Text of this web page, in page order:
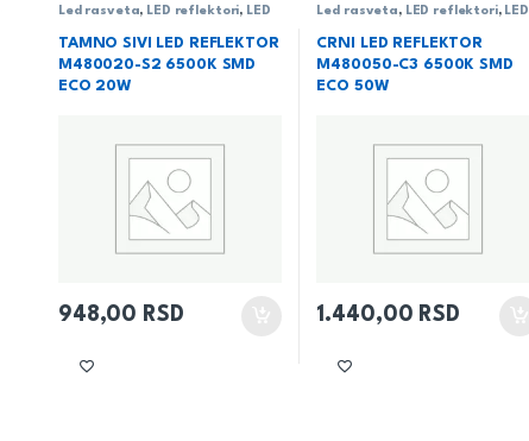
Led rasveta, LED reflektori, LED
TAMNO SIVI LED REFLEKTOR
M480020-S2 6500K SMD
ECO 20W
948,00 RSD
Led rasveta, LED reflektori, LED
CRNI LED REFLEKTOR
M480050-C3 6500K SMD
ECO 50W
1.440,00 RSD